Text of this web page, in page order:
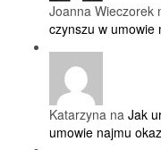
Joanna Wieczorek
czynszu w umowie
Katarzyna na Jak
umowie najmu